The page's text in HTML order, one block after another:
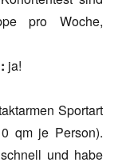
pro Woche,
ja!
Sportart
qm je Person).
und habe